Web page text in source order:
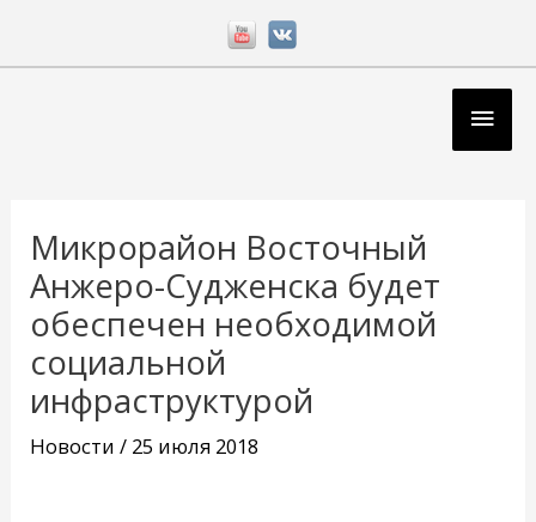
Микрорайон Восточный
Анжеро-Судженска будет
обеспечен необходимой
социальной
инфраструктурой
Новости / 25 июля 2018
записям